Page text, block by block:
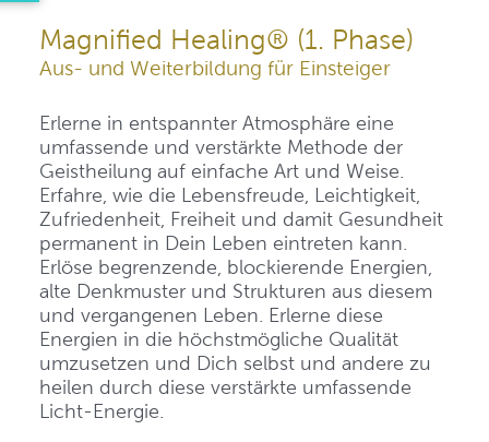
Magnified Healing® (1. Phase)
Aus- und Weiterbildung für Einsteiger
Erlerne in entspannter Atmosphäre eine
umfassende und verstärkte Methode der
Geistheilung auf einfache Art und Weise.
Erfahre, wie die Lebensfreude, Leichtigkeit,
Zufriedenheit, Freiheit und damit Gesundheit
permanent in Dein Leben eintreten kann.
Erlöse begrenzende, blockierende Energien,
alte Denkmuster und Strukturen aus diesem
und vergangenen Leben. Erlerne diese
Energien in die höchstmögliche Qualität
umzusetzen und Dich selbst und andere zu
heilen durch diese verstärkte umfassende
Licht-Energie.